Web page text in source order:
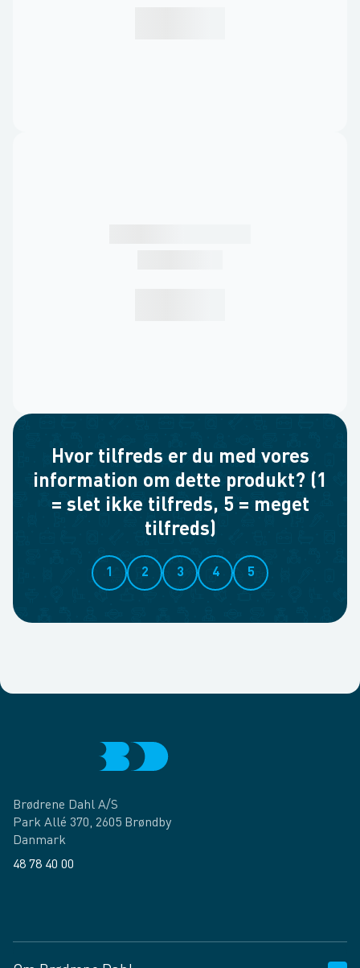
Hvor tilfreds er du med vores
information om dette produkt? (1
= slet ikke tilfreds, 5 = meget
tilfreds)
1 2 3 4 5
Brødrene Dahl A/S
Park Allé 370, 2605 Brøndby
Danmark
48 78 40 00